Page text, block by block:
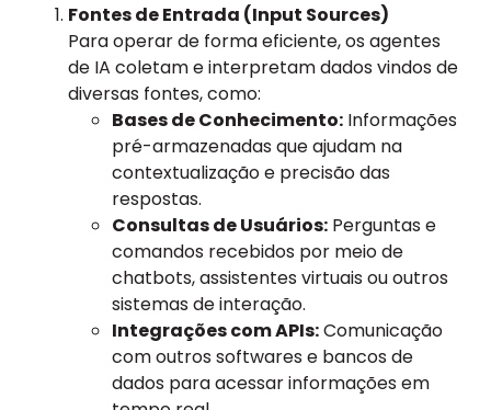
Fontes de Entrada (Input Sources)
Para operar de forma eficiente, os agentes
de IA coletam e interpretam dados vindos de
diversas fontes, como:
Bases de Conhecimento: Informações
pré-armazenadas que ajudam na
contextualização e precisão das
respostas.
Consultas de Usuários: Perguntas e
comandos recebidos por meio de
chatbots, assistentes virtuais ou outros
sistemas de interação.
Integrações com APIs:Comunicação
com outros softwares e bancos de
dados para acessar informações em